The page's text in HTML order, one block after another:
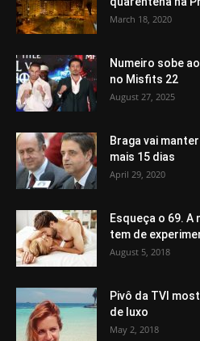
March 18, 2020
Numeiro sobe
no Misfits 22
August 27, 2025
Braga vai
mais 15 dias
April 29, 2020
Esqueça o 69.
tem de
August 5, 2018
Pivô da TVI
de luxo
May 2, 2018